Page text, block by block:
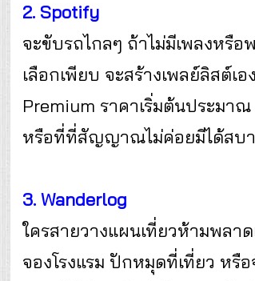
2. Spotify
จะขับรถไกลๆ ถ้าไม่มีเพลงหรื
เลือกเพียบ จะสร้างเพลย์ลิสต์
Premium ราคาเริ่มต้นประมา
หรือที่ที่สัญญาณไม่ค่อยมีได้สบ
3. Wanderlog
ใครสายวางแผนเที่ยวห้ามพลา
จองโรงแรม ปักหมุดที่เที่ยว หรื